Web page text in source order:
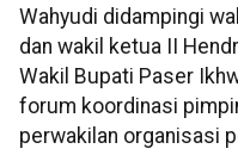
Wahyudi didampingi
dan wakil ketua II
Wakil Bupati Paser
forum koordinasi
perwakilan organisasi